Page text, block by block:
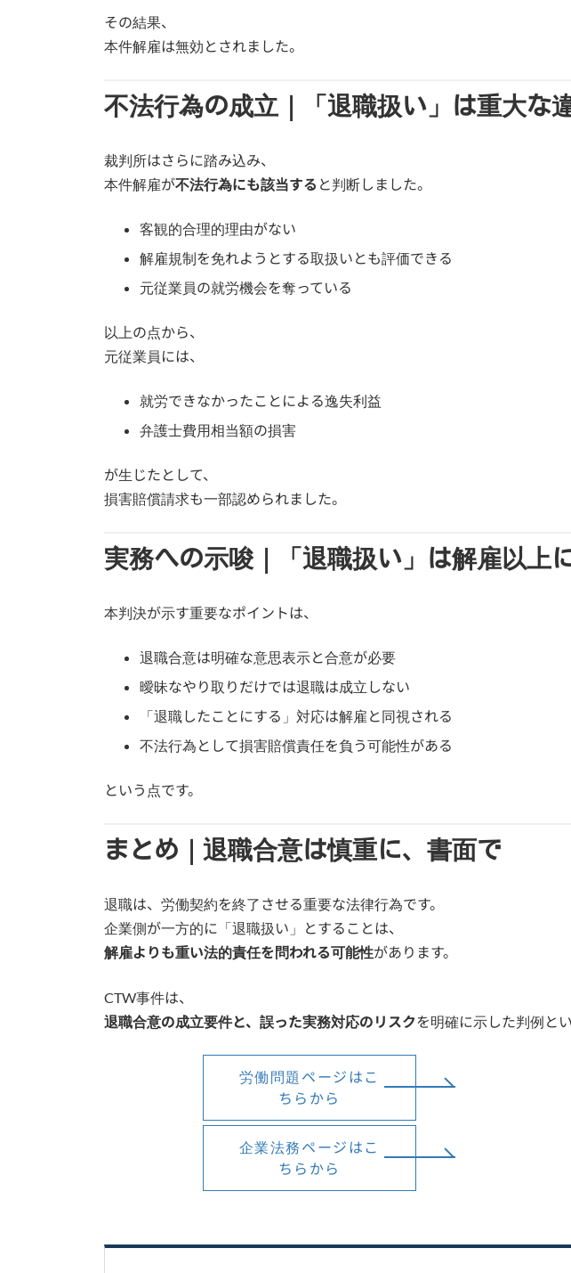
その結果、
本件解雇は無効とされました。
不法行為の成立｜「退職扱い」は重大な
裁判所はさらに踏み込み、
本件解雇が不法行為にも該当する と判断しました。
客観的合理的理由がない
解雇規制を免れようとする取扱いとも評価できる
元従業員の就労機会を奪っている
以上の点から、
元従業員には、
就労できなかったことによる逸失利益
弁護士費用相当額の損害
が生じたとして、
損害賠償請求も一部認められました。
実務への示唆｜「退職扱い」は解雇以上
本判決が示す重要なポイントは、
退職合意は明確な意思表示と合意が必要
曖昧なやり取りだけでは退職は成立しない
「退職したことにする」対応は解雇と同視される
不法行為として損害賠償責任を負う可能性がある
という点です。
まとめ｜退職合意は慎重に、書面で
退職は、労働契約を終了させる重要な法律行為です。
企業側が一方的に「退職扱い」とすることは、
解雇よりも重い法的責任を問われる可能性があります。
CTW事件は、
退職合意の成立要件と、誤った実務対応のリスクを明確に示した判例と
労働問題ページはこ
ちらから
企業法務ページはこ
ちらから